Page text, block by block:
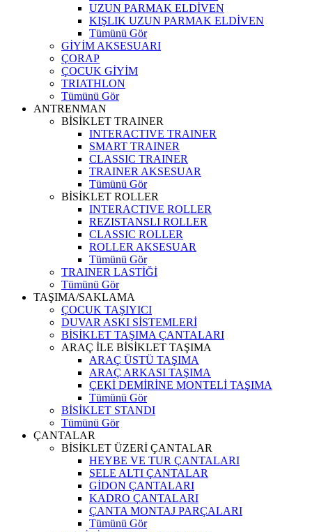
UZUN PARMAK ELDİVEN
KIŞLIK UZUN PARMAK ELDİVEN
Tümünü Gör
GİYİM AKSESUARI
ÇORAP
ÇOCUK GİYİM
TRIATHLON
Tümünü Gör
ANTRENMAN
BİSİKLET TRAINER
INTERACTIVE TRAINER
SMART TRAINER
CLASSIC TRAINER
TRAINER AKSESUAR
Tümünü Gör
BİSİKLET ROLLER
INTERACTIVE ROLLER
REZISTANSLI ROLLER
CLASSIC ROLLER
ROLLER AKSESUAR
Tümünü Gör
TRAINER LASTİĞİ
Tümünü Gör
TAŞIMA/SAKLAMA
ÇOCUK TAŞIYICI
DUVAR ASKI SİSTEMLERİ
BİSİKLET TAŞIMA ÇANTALARI
ARAÇ İLE BİSİKLET TAŞIMA
ARAÇ ÜSTÜ TAŞIMA
ARAÇ ARKASI TAŞIMA
ÇEKİ DEMİRİNE MONTELİ TAŞIMA
Tümünü Gör
BİSİKLET STANDI
Tümünü Gör
ÇANTALAR
BİSİKLET ÜZERİ ÇANTALAR
HEYBE VE TUR ÇANTALARI
SELE ALTI ÇANTALAR
GİDON ÇANTALARI
KADRO ÇANTALARI
ÇANTA MONTAJ PARÇALARI
Tümünü Gör